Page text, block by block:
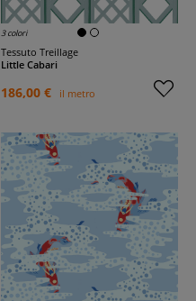
3 colori
Tessuto Treillage
Little Cabari
186,00 € il metro